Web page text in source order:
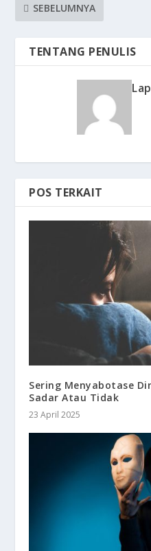
SEBELUMNYA
TENTANG PENULIS
POS TERKAIT
Sering Menyabotase
Sadar Atau Tidak
23 April 2025